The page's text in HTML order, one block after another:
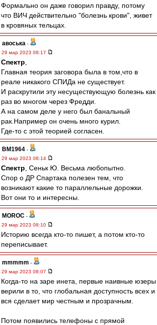
Формально он даже говорил правду, потому
что ВИЧ действительно "болезнь крови", живет
в кровяных тельцах.
авоська -
29 мар 2023 08:17
Спектр
Главная теория заговора была в том,что в
реале никакого СПИДа не существует.
И раскрутили эту несуществующую болезнь как
раз во многом через Фредди.
А на самом деле у него был банальный
рак.Например он очень много курил.
Где-то с этой теорией согласен.
BM1964 -
29 мар 2023 08:14
Спектр , Сеньк Ю. Весьма любопытно.
Спор о ДР Спартака полезен тем, что
возникают какие то параллельные дорожки.
Вот они то и интересны.
MOROC -
29 мар 2023 08:10
Историю всегда кто-то пишет, а потом кто-то
переписывает.
mmmmm -
29 мар 2023 08:07
Когда-то на заре инета, первые наивные юзеры
верили в то, что глобальная доступность всех и
вся сделает мир честным и прозрачным.
Потом появились телефоны с прямой